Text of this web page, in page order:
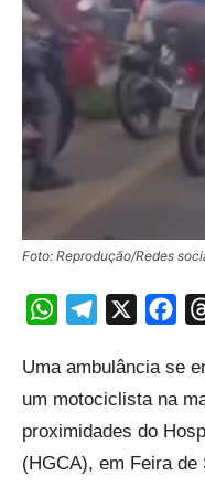
Foto: Reprodução/Redes
WhatsAppTelegram
Uma ambulância se
um motociclista na
proximidades do
(HGCA), em Feira de